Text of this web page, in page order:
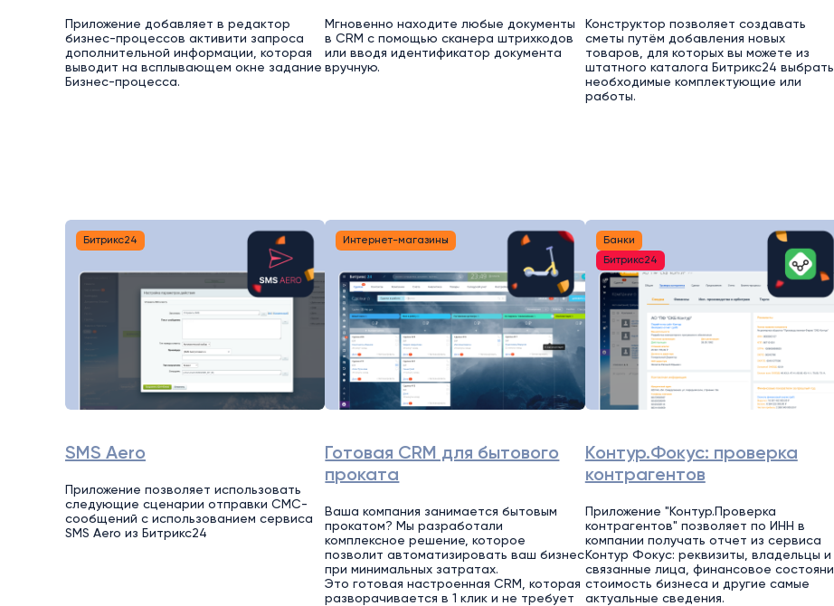
Приложение добавляет в редактор
бизнес-процессов активити запроса
дополнительной информации, которая
выводит на всплывающем окне задание
Бизнес-процесса.
Мгновенно находите любые документы
в CRM с помощью сканера штрихкодов
или вводя идентификатор документа
вручную.
Конструктор позволяет создавать
сметы путём добавления новых
товаров, для которых вы можете из
штатного каталога Битрикс24 выбрать
необходимые комплектующие или
работы.
Битрикс24
SMS Aero
Приложение позволяет использовать
следующие сценарии отправки СМС-
сообщений с использованием сервиса
SMS Aero из Битрикс24
Интернет-магазины
Готовая CRM для бытового
проката
Ваша компания занимается бытовым
прокатом? Мы разработали
комплексное решение, которое
позволит автоматизировать ваш бизнес
при минимальных затратах.
Это готовая настроенная CRM, которая
разворачивается в 1 клик и не требует
Банки
Битрикс24
Контур.Фокус: проверка
контрагентов
Приложение "Контур.Проверка
контрагентов" позволяет по ИНН в
компании получать отчет из сервиса
Контур Фокус: реквизиты, владельцы и
связанные лица, финансовое
стоимость бизнеса и другие самые
актуальные сведения.